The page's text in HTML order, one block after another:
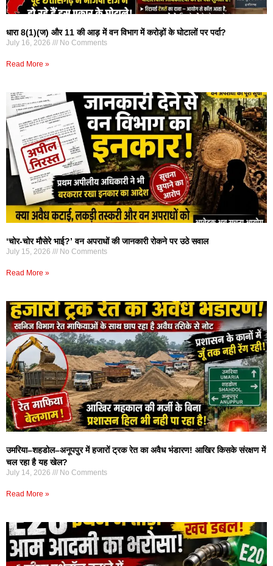
धारा 8(1)(ज) और 11 की आड़ में वन विभाग में करोड़ों के घोटालों पर पर्दा?
July 16, 2026 No Comments
Read More »
‘चोर-चोर मौसेरे भाई?’ वन अपराधों की जानकारी रोकने पर उठे सवाल
July 15, 2026 No Comments
Read More »
उमरिया–शहडोल–अनूपपुर में हजारों ट्रक रेत का अवैध भंडारण! आखिर किसके संरक्षण में
चल रहा है यह खेल?
July 14, 2026 No Comments
Read More »